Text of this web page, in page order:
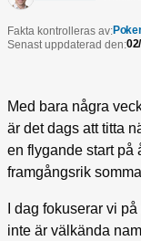
Fakta kontrolleras av:
Senast uppdaterad den:
Med bara några
är det dags att titta
en flygande start på
framgångsrik
I dag fokuserar vi
inte är välkända